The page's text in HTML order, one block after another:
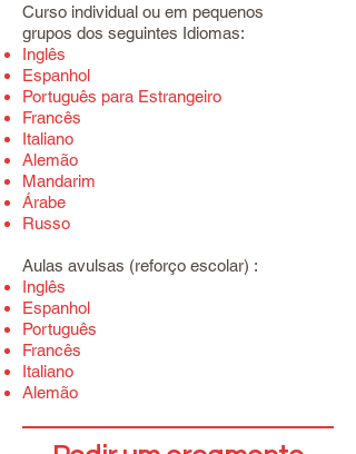
Curso individual ou em pequenos
grupos dos seguintes Idiomas:
Inglês
Espanhol
Português para Estrangeiro
Francês
Italiano
Alemão
Mandarim
Árabe
Russo
Aulas avulsas (reforço escolar) :
Inglês
Espanhol
Português
Francês
Italiano
Alemão